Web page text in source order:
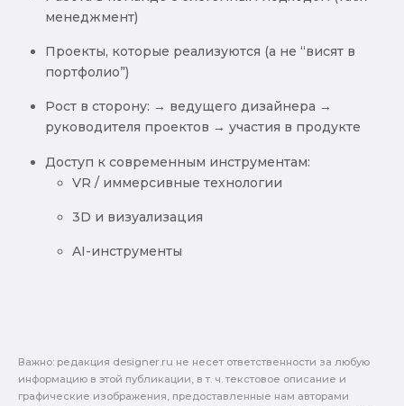
менеджмент)
Проекты, которые реализуются (а не “висят в
портфолио”)
Рост в сторону: → ведущего дизайнера →
руководителя проектов → участия в продукте
Доступ к современным инструментам:
VR / иммерсивные технологии
3D и визуализация
AI-инструменты
Важно: pедакция designer.ru не несет ответственности за любую
информацию в этой публикации, в т. ч. текстовое описание и
графические изображения, предоставленные нам авторами